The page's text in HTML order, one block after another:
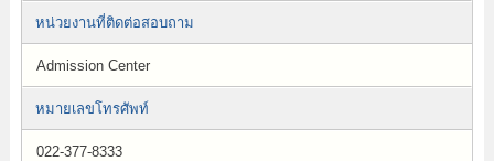
หน่วยงานที่ติดต่อสอบถาม
Admission Center
หมายเลขโทรศัพท์
022-377-8333